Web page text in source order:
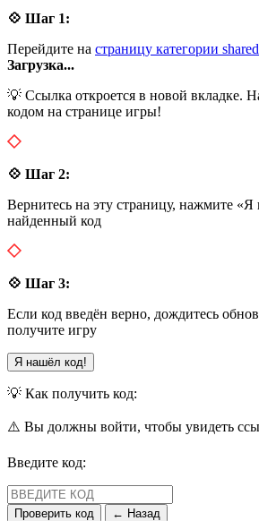
💠 Шаг 1:
Перейдите на страницу категории
Загрузка...
💡 Ссылка откроется в новой вкладке.
кодом на странице игры!
💠 Шаг 2:
Вернитесь на эту страницу, нажмите «Я
найденный код
💠 Шаг 3:
Если код введён верно, дождитесь
получите игру
Я нашёл код!
💡 Как получить код:
⚠️ Вы должны войти, чтобы увидеть
Введите код:
Проверить код ← Назад